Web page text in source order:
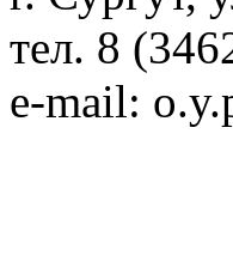
тел. 8
e-mail: